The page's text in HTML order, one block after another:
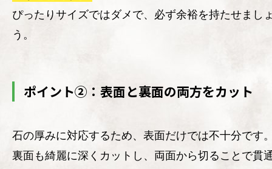
ぴったりサイズではダメで、必ず余裕を持たせまし
う。
ポイント②：表面と裏面の両方をカット
石の厚みに対応するため、表面だけでは不十分です
裏面も綺麗に深くカットし、両面から切ることで貫